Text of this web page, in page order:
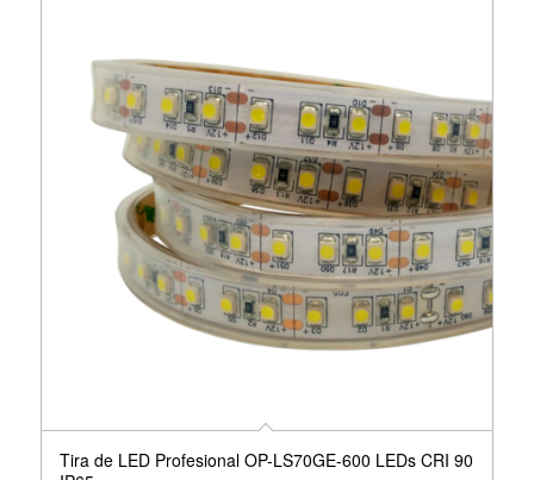
Tira de LED Profesional OP-LS70GE-600 LEDs CRI 90